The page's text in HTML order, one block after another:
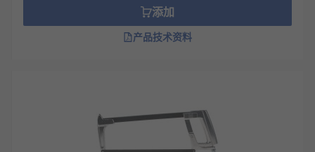
添加
产品技术资料